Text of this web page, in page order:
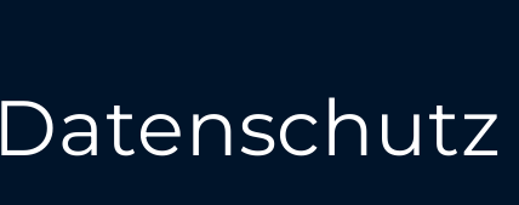
Datenschutz